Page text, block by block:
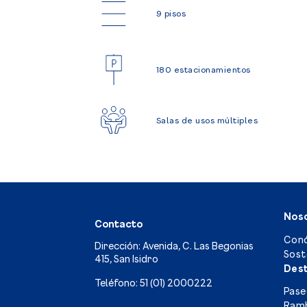
9 pisos
180 estacionamientos
Salas de usos múltiples
Contacto
Dirección: Avenida, C. Las Begonias
415, San Isidro
Teléfono: 51 (01) 2000222